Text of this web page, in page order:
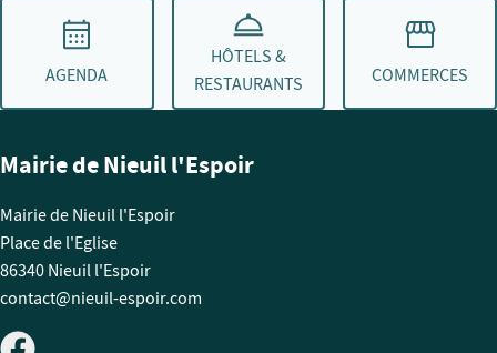
AGENDA
HÔTELS &
RESTAURANTS
COMMERCES
Mairie de Nieuil l'Espoir
Mairie de Nieuil l'Espoir
Place de l'Eglise
86340 Nieuil l'Espoir
contact@nieuil-espoir.com